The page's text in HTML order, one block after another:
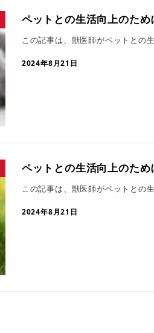
ペットとの生活向上のた
この記事は、獣医師がペットとの
2024年8月21日
ペットとの生活向上のた
この記事は、獣医師がペットとの
2024年8月21日